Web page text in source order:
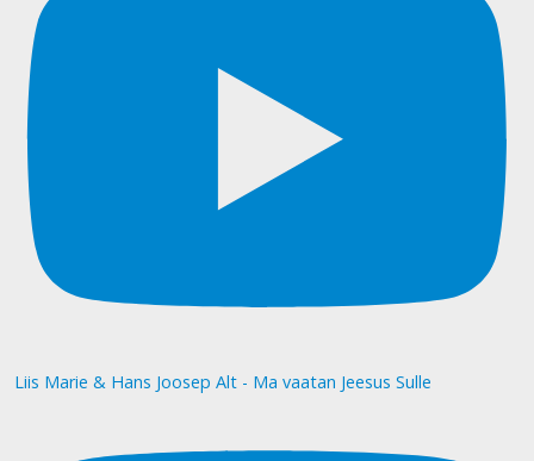
Liis Marie & Hans Joosep Alt - Ma vaatan Jeesus Sulle